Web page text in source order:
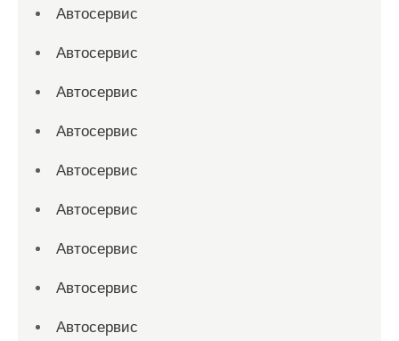
Автосервис
Автосервис
Автосервис
Автосервис
Автосервис
Автосервис
Автосервис
Автосервис
Автосервис